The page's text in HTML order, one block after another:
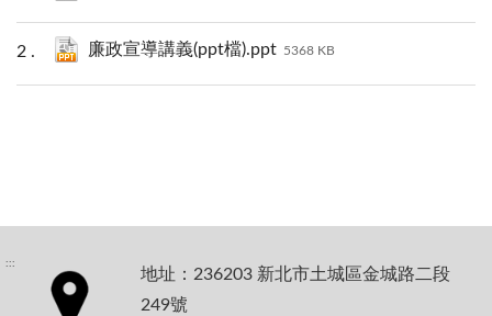
廉政宣導講義(ppt檔).ppt 5368 KB
:::
地址：236203 新北市土城區金城路二段
249號